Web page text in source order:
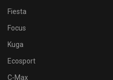
Fiesta
Focus
Kuga
Ecosport
C-Max